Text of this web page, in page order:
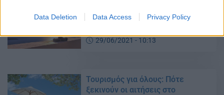
Data Deletion Data Access Privacy Policy
πλατφόρμα για τα 100.000 ΝΕΑ
29/06/2021 - 10:13
Τουρισμός για όλους: Πότε
ξεκινούν οι αιτήσεις στο